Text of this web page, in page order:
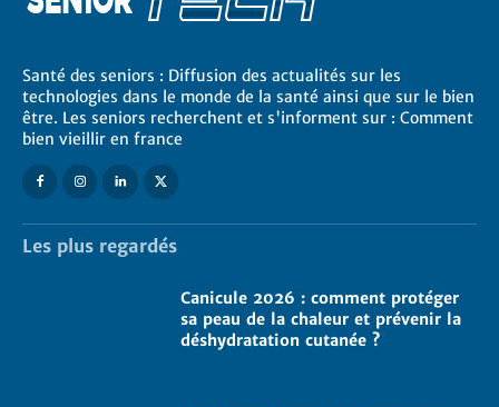
Santé des seniors : Diffusion des actualités sur les
technologies dans le monde de la santé ainsi que sur le bien
être. Les seniors recherchent et s'informent sur : Comment
bien vieillir en france
Les plus regardés
Canicule 2026 : comment protéger
sa peau de la chaleur et prévenir la
déshydratation cutanée ?